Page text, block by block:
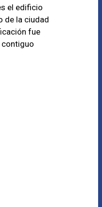
el edificio
de la ciudad
fue